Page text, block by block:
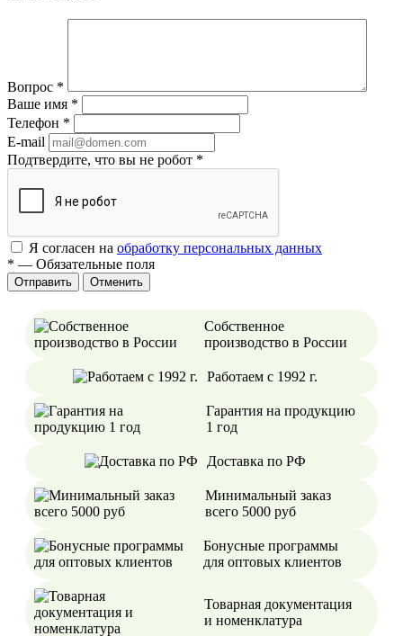
Вопрос *
Ваше имя *
Телефон *
E-mail
Подтвердите, что вы не робот *
Я согласен на обработку персональных данных
* — Обязательные поля
Отменить
Собственное
производство в России
Работаем с 1992 г.
Гарантия на продукцию
1 год
Доставка по РФ
Минимальный заказ
всего 5000 руб
Бонусные программы
для оптовых клиентов
Товарная документация
и номенклатура